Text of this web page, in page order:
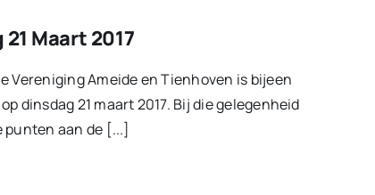
Maart 2017
Vereniging Ameide en Tienhoven is bijeen
dinsdag 21 maart 2017. Bij die gelegenheid
punten aan de [...]